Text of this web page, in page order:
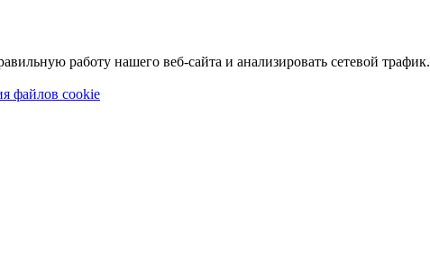
работу нашего веб-сайта и анализировать сетевой трафик.
файлов cookie